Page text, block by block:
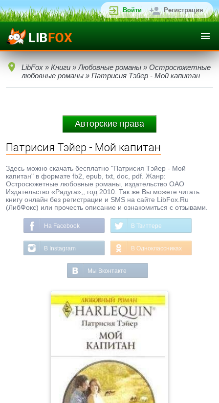
Войти Регистрация
LibFox » Книги » Любовные романы » Остросюжетные
любовные романы » Патрисия Тэйер - Мой капитан
Авторские права
Патрисия Тэйер - Мой капитан
Здесь можно скачать бесплатно "Патрисия Тэйер - Мой
капитан" в формате fb2, epub, txt, doc, pdf. Жанр:
Остросюжетные любовные романы, издательство ОАО
Издательство «Радуга»;, год 2010. Так же Вы можете читать
книгу онлайн без регистрации и SMS на сайте LibFox.Ru
(ЛибФокс) или прочесть описание и ознакомиться с отзывами.
На Facebook В Твиттере
В Instagram В Одноклассниках
Мы Вконтакте